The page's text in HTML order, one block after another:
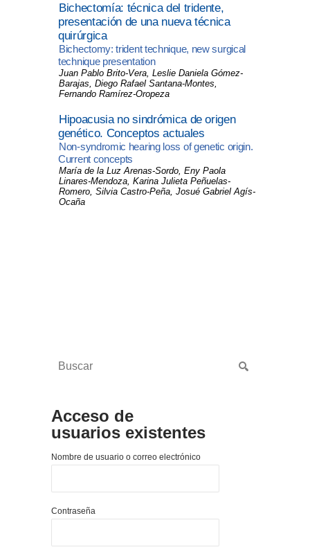
Bichectomía: técnica del tridente,
presentación de una nueva técnica
quirúrgica
Bichectomy: trident technique, new surgical
technique presentation
Juan Pablo Brito-Vera, Leslie Daniela Gómez-
Barajas, Diego Rafael Santana-Montes,
Fernando Ramírez-Oropeza
Hipoacusia no sindrómica de origen
genético. Conceptos actuales
Non-syndromic hearing loss of genetic origin.
Current concepts
María de la Luz Arenas-Sordo, Eny Paola
Linares-Mendoza, Karina Julieta Peñuelas-
Romero, Silvia Castro-Peña, Josué Gabriel Agís-
Ocaña
Acceso de
usuarios existentes
Nombre de usuario o correo electrónico
Contraseña